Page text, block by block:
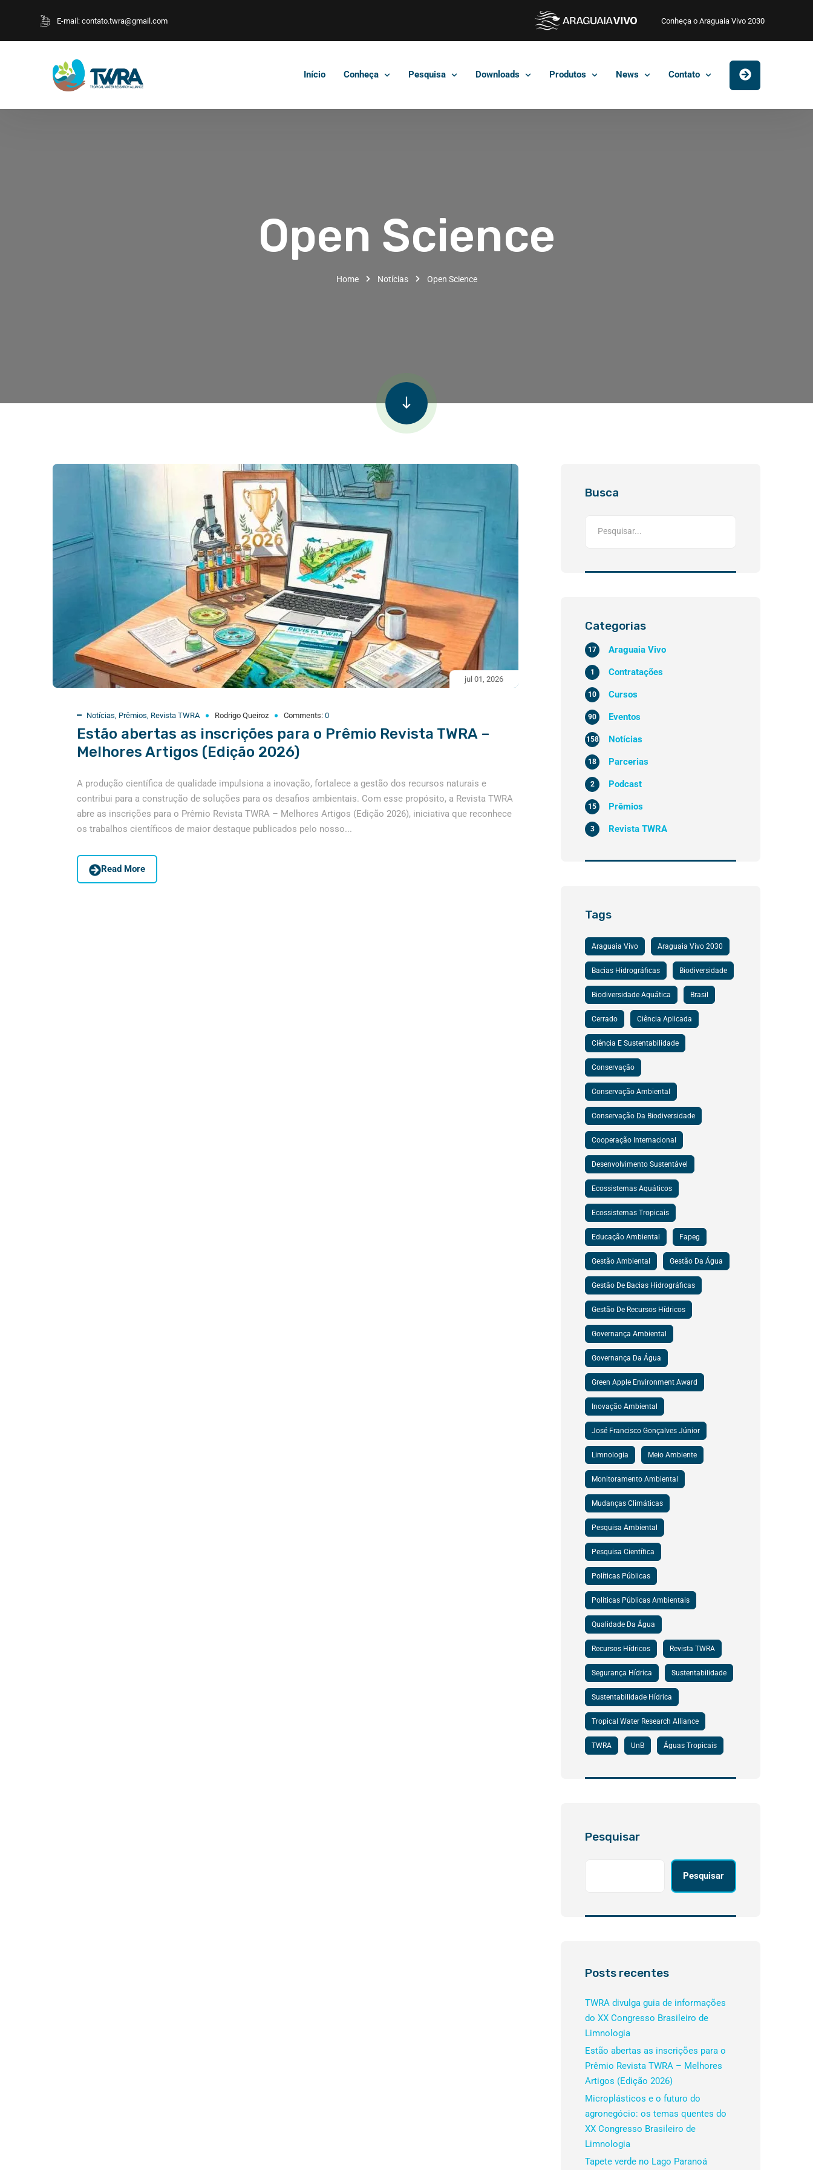
E-mail: contato.twra@gmail.com Conheça o Araguaia Vivo 2030
Início Conheça Pesquisa Downloads Produtos News Contato
Open Science
Home Notícias Open Science
jul 01, 2026
Notícias, Prêmios, Revista TWRA Rodrigo Queiroz Comments: 0
Estão abertas as inscrições para o Prêmio Revista TWRA –
Melhores Artigos (Edição 2026)
A produção científica de qualidade impulsiona a inovação, fortalece a gestão dos recursos naturais e
contribui para a construção de soluções para os desafios ambientais. Com esse propósito, a Revista TWRA
abre as inscrições para o Prêmio Revista TWRA – Melhores Artigos (Edição 2026), iniciativa que reconhece
os trabalhos científicos de maior destaque publicados pelo nosso...
Read More
Busca
Categorias
Araguaia Vivo
17
Contratações
1
Cursos
10
Eventos
90
Notícias
158
Parcerias
18
Podcast
2
Prêmios
15
Revista TWRA
3
Tags
Araguaia Vivo Araguaia Vivo 2030
Bacias Hidrográficas Biodiversidade
Biodiversidade Aquática Brasil
Cerrado Ciência Aplicada
Ciência E Sustentabilidade
Conservação
Conservação Ambiental
Conservação Da Biodiversidade
Cooperação Internacional
Desenvolvimento Sustentável
Ecossistemas Aquáticos
Ecossistemas Tropicais
Educação Ambiental Fapeg
Gestão Ambiental Gestão Da Água
Gestão De Bacias Hidrográficas
Gestão De Recursos Hídricos
Governança Ambiental
Governança Da Água
Green Apple Environment Award
Inovação Ambiental
José Francisco Gonçalves Júnior
Limnologia Meio Ambiente
Monitoramento Ambiental
Mudanças Climáticas
Pesquisa Ambiental
Pesquisa Científica
Políticas Públicas
Políticas Públicas Ambientais
Qualidade Da Água
Recursos Hídricos Revista TWRA
Segurança Hídrica Sustentabilidade
Sustentabilidade Hídrica
Tropical Water Research Alliance
TWRA UnB Águas Tropicais
Pesquisar
Pesquisar
Posts recentes
TWRA divulga guia de informações
do XX Congresso Brasileiro de
Limnologia
Estão abertas as inscrições para o
Prêmio Revista TWRA – Melhores
Artigos (Edição 2026)
Microplásticos e o futuro do
agronegócio: os temas quentes do
XX Congresso Brasileiro de
Limnologia
Tapete verde no Lago Paranoá